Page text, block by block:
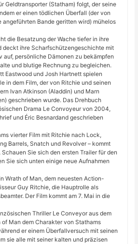
Geldtransporter (Statham) folgt, der seine
er einen tödlichen Überfall (der von
angeführten Bande geritten wird) mühelos
die Besatzung der Wache tiefer in ihre
deckt ihre Scharfschützengeschichte mit
auf, persönliche Dämonen zu bekämpfen
und blutige Rechnung zu begleichen.
Eastwood und Josh Hartnett spielen
in dem Film, der von Ritchie und seinen
Ivan Atkinson (Aladdin) und Marn
geschrieben wurde. Das Drehbuch
Drama Le Convoyeur von 2004,
und Éric Besnardand geschrieben
vierter Film mit Ritchie nach Lock,
Barrels, Snatch und Revolver – kommt
Schauen Sie sich den ersten Trailer für den
Sie sich unten einige neue Aufnahmen
Wrath of Man, dem neuesten Action-
Guy Ritchie, die Hauptrolle als
Der Film kommt am 7. Mai in die
Thriller Le Conveyor aus dem
Man dem Charakter von Stathams
er einem Überfallversuch mit seinen
sie alle mit seiner kalten und präzisen